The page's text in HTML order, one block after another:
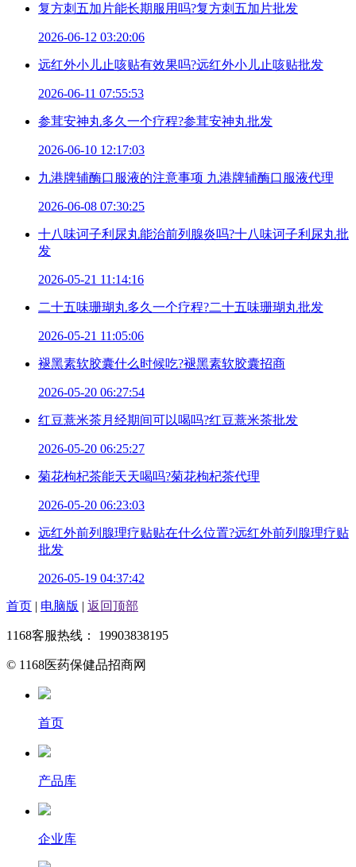
复方刺五加片能长期服用吗?复方刺五加片批发
2026-06-12 03:20:06
远红外小儿止咳贴有效果吗?远红外小儿止咳贴批发
2026-06-11 07:55:53
参茸安神丸多久一个疗程?参茸安神丸批发
2026-06-10 12:17:03
九港牌辅酶口服液的注意事项 九港牌辅酶口服液代理
2026-06-08 07:30:25
十八味诃子利尿丸能治前列腺炎吗?十八味诃子利尿丸批
发
2026-05-21 11:14:16
二十五味珊瑚丸多久一个疗程?二十五味珊瑚丸批发
2026-05-21 11:05:06
褪黑素软胶囊什么时候吃?褪黑素软胶囊招商
2026-05-20 06:27:54
红豆薏米茶月经期间可以喝吗?红豆薏米茶批发
2026-05-20 06:25:27
菊花枸杞茶能天天喝吗?菊花枸杞茶代理
2026-05-20 06:23:03
远红外前列腺理疗贴贴在什么位置?远红外前列腺理疗贴
批发
2026-05-19 04:37:42
首页 | 电脑版 | 返回顶部
1168客服热线： 19903838195
© 1168医药保健品招商网
首页
产品库
企业库